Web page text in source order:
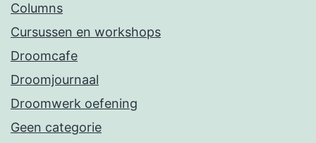
Columns
Cursussen en workshops
Droomcafe
Droomjournaal
Droomwerk oefening
Geen categorie